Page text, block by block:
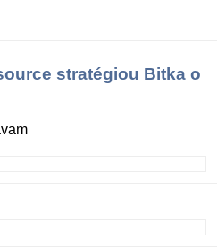
stratégiou Bitka o